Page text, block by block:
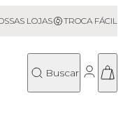
LOJAS TROCA FÁCIL
Buscar